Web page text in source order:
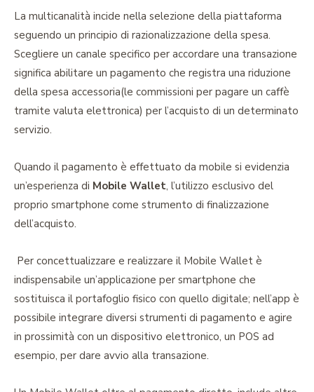
La multicanalità incide nella selezione della piattaforma
seguendo un principio di razionalizzazione della spesa.
Scegliere un canale specifico per accordare una transazione
significa abilitare un pagamento che registra una riduzione
della spesa accessoria(le commissioni per pagare un caffè
tramite valuta elettronica) per l’acquisto di un determinato
servizio.
Quando il pagamento è effettuato da mobile si evidenzia
un’esperienza di Mobile Wallet, l’utilizzo esclusivo del
proprio smartphone come strumento di finalizzazione
dell’acquisto.
Per concettualizzare e realizzare il Mobile Wallet è
indispensabile un’applicazione per smartphone che
sostituisca il portafoglio fisico con quello digitale; nell’app è
possibile integrare diversi strumenti di pagamento e agire
in prossimità con un dispositivo elettronico, un POS ad
esempio, per dare avvio alla transazione.